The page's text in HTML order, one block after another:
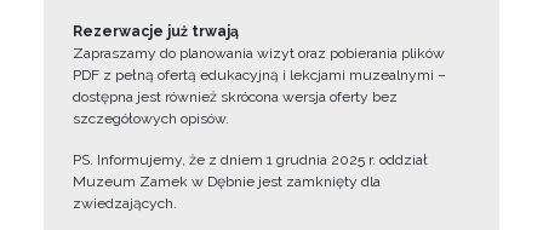
Rezerwacje już trwają
Zapraszamy do planowania wizyt oraz pobierania plików
PDF z pełną ofertą edukacyjną i lekcjami muzealnymi –
dostępna jest również skrócona wersja oferty bez
szczegółowych opisów.
PS. Informujemy, że z dniem 1 grudnia 2025 r. oddział
Muzeum Zamek w Dębnie jest zamknięty dla
zwiedzających.